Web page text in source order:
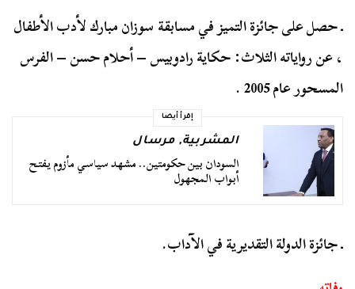
ـ حصل على جائزة التميز في مسابقة سوزان مبارك لأدب الأطفال
، عن رواياته الثلاث: حكاية رادوبيس – أحلام حسن – الفرس
المسحور عام 2005 .
إقرأ أيضا
المشربية,مرسال
السودان بين حكومتين.. مشهد سياسي مأزوم يفتح
أبواب المجهول
ـ جائزة الدولة التقديرية في الآداب.